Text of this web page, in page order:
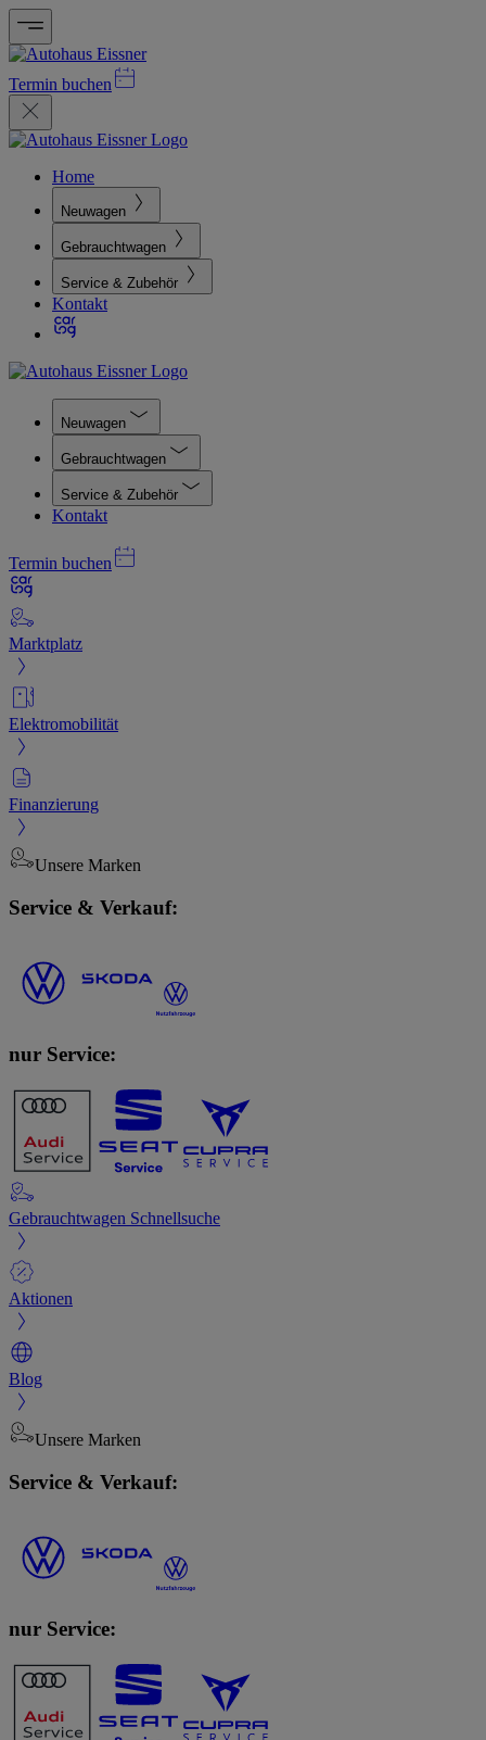
Termin buchen
Home
Neuwagen
Gebrauchtwagen
Service & Zubehör
Kontakt
Neuwagen
Gebrauchtwagen
Service & Zubehör
Kontakt
Termin buchen
Marktplatz
Elektromobilität
Finanzierung
Unsere Marken
Service & Verkauf:
nur Service:
Gebrauchtwagen Schnellsuche
Aktionen
Blog
Unsere Marken
Service & Verkauf:
nur Service: